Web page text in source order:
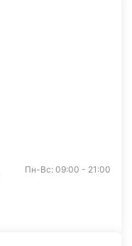
Пн-Вс: 09:00 - 21:00